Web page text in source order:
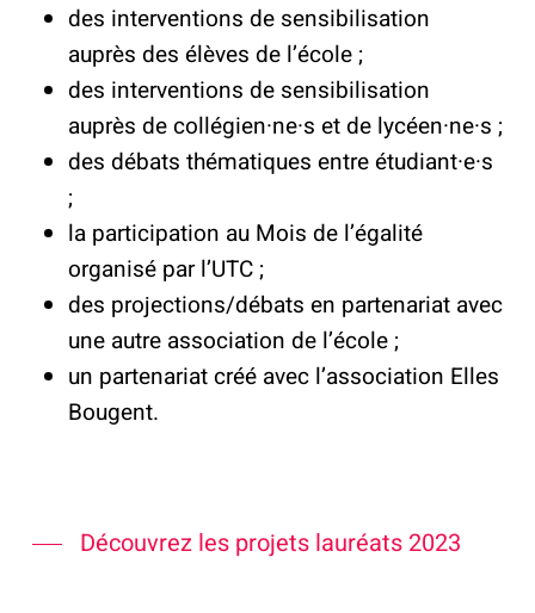
des interventions de sensibilisation
auprès des élèves de l’école ;
des interventions de sensibilisation
auprès de collégien·ne·s et de lycéen·ne·s ;
des débats thématiques entre étudiant·e·s
;
la participation au Mois de l’égalité
organisé par l’UTC ;
des projections/débats en partenariat avec
une autre association de l’école ;
un partenariat créé avec l’association Elles
Bougent.
Découvrez les projets lauréats 2023